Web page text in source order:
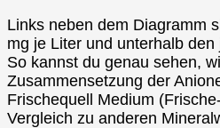
Links neben dem Diagramm
mg je Liter und unterhalb
So kannst du genau sehen,
Zusammensetzung der
Frischequell Medium
Vergleich zu anderen